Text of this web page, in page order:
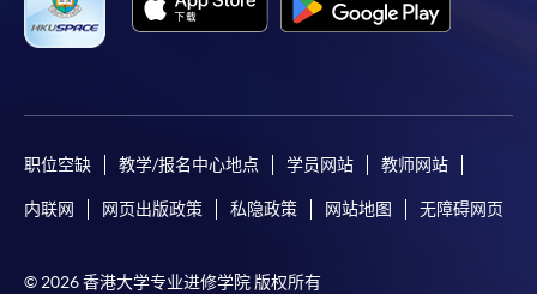
职位空缺 教学/报名中心地点 学员网站 教师网站
内联网 网页出版政策 私隐政策 网站地图 无障碍网页
© 2026 香港大学专业进修学院 版权所有